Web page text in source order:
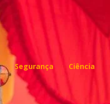
Segurança Ciência